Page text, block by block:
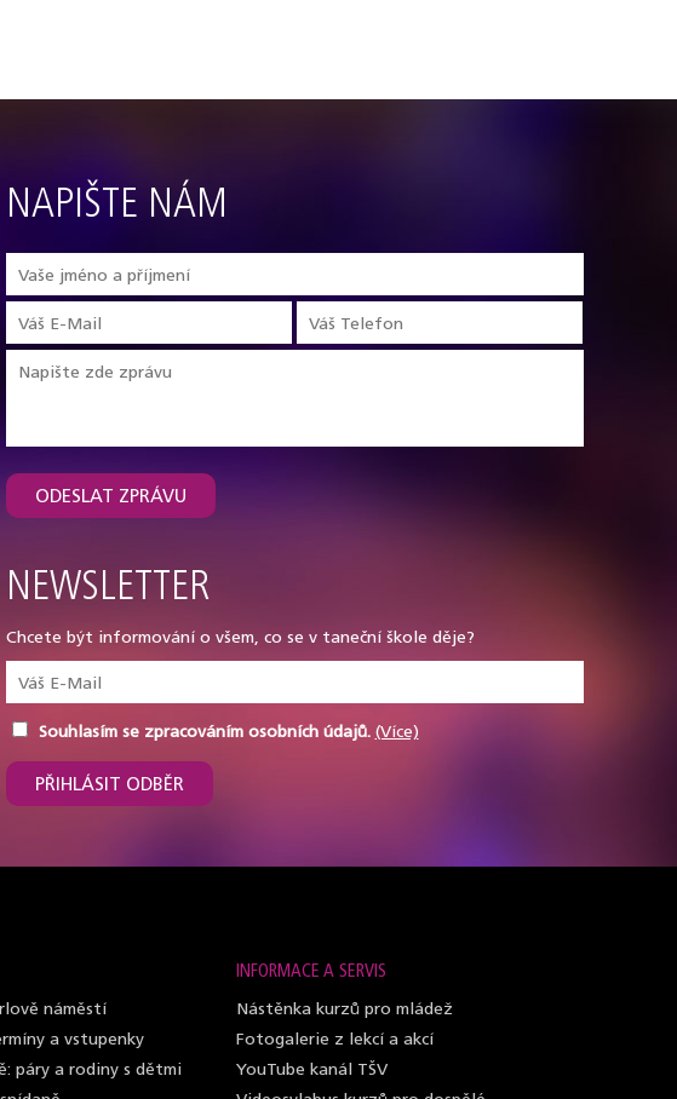
NAPIŠTE NÁM
ODESLAT ZPRÁVU
NEWSLETTER
Chcete být informování o všem, co se v taneční škole děje?
Souhlasím se zpracováním osobních údajů. (Více)
PŘIHLÁSIT ODBĚR
náměstí
a vstupenky
páry a rodiny s dětmi
INFORMACE A SERVIS
Nástěnka kurzů pro mládež
Fotogalerie z lekcí a akcí
YouTube kanál TŠV